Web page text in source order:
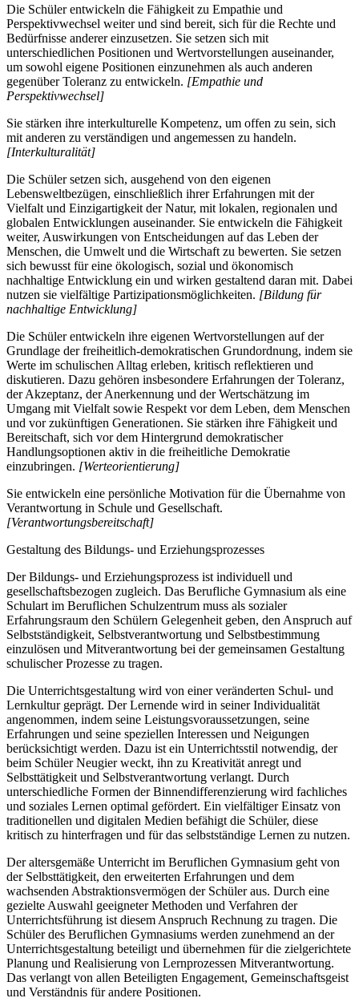
Die Schüler entwickeln die Fähigkeit zu Empathie und
Perspektivwechsel weiter und sind bereit, sich für die Rechte und
Bedürfnisse anderer einzusetzen. Sie setzen sich mit
unterschiedlichen Positionen und Wertvorstellungen auseinander,
um sowohl eigene Positionen einzunehmen als auch anderen
gegenüber Toleranz zu entwickeln. [Empathie und
Perspektivwechsel]
Sie stärken ihre interkulturelle Kompetenz, um offen zu sein, sich
mit anderen zu verständigen und angemessen zu handeln.
[Interkulturalität]
Die Schüler setzen sich, ausgehend von den eigenen
Lebensweltbezügen, einschließlich ihrer Erfahrungen mit der
Vielfalt und Einzigartigkeit der Natur, mit lokalen, regionalen und
globalen Entwicklungen auseinander. Sie entwickeln die Fähigkeit
weiter, Auswirkungen von Entscheidungen auf das Leben der
Menschen, die Umwelt und die Wirtschaft zu bewerten. Sie setzen
sich bewusst für eine ökologisch, sozial und ökonomisch
nachhaltige Entwicklung ein und wirken gestaltend daran mit. Dabei
nutzen sie vielfältige Partizipationsmöglichkeiten. [Bildung für
nachhaltige Entwicklung]
Die Schüler entwickeln ihre eigenen Wertvorstellungen auf der
Grundlage der freiheitlich-demokratischen Grundordnung, indem sie
Werte im schulischen Alltag erleben, kritisch reflektieren und
diskutieren. Dazu gehören insbesondere Erfahrungen der Toleranz,
der Akzeptanz, der Anerkennung und der Wertschätzung im
Umgang mit Vielfalt sowie Respekt vor dem Leben, dem Menschen
und vor zukünftigen Generationen. Sie stärken ihre Fähigkeit und
Bereitschaft, sich vor dem Hintergrund demokratischer
Handlungsoptionen aktiv in die freiheitliche Demokratie
einzubringen. [Werteorientierung]
Sie entwickeln eine persönliche Motivation für die Übernahme von
Verantwortung in Schule und Gesellschaft.
[Verantwortungsbereitschaft]
Gestaltung des Bildungs- und Erziehungsprozesses
Der Bildungs- und Erziehungsprozess ist individuell und
gesellschaftsbezogen zugleich. Das Berufliche Gymnasium als eine
Schulart im Beruflichen Schulzentrum muss als sozialer
Erfahrungsraum den Schülern Gelegenheit geben, den Anspruch auf
Selbstständigkeit, Selbstverantwortung und Selbstbestimmung
einzulösen und Mitverantwortung bei der gemeinsamen Gestaltung
schulischer Prozesse zu tragen.
Die Unterrichtsgestaltung wird von einer veränderten Schul- und
Lernkultur geprägt. Der Lernende wird in seiner Individualität
angenommen, indem seine Leistungsvoraussetzungen, seine
Erfahrungen und seine speziellen Interessen und Neigungen
berücksichtigt werden. Dazu ist ein Unterrichtsstil notwendig, der
beim Schüler Neugier weckt, ihn zu Kreativität anregt und
Selbsttätigkeit und Selbstverantwortung verlangt. Durch
unterschiedliche Formen der Binnendifferenzierung wird fachliches
und soziales Lernen optimal gefördert. Ein vielfältiger Einsatz von
traditionellen und digitalen Medien befähigt die Schüler, diese
kritisch zu hinterfragen und für das selbstständige Lernen zu nutzen.
Der altersgemäße Unterricht im Beruflichen Gymnasium geht von
der Selbsttätigkeit, den erweiterten Erfahrungen und dem
wachsenden Abstraktionsvermögen der Schüler aus. Durch eine
gezielte Auswahl geeigneter Methoden und Verfahren der
Unterrichtsführung ist diesem Anspruch Rechnung zu tragen. Die
Schüler des Beruflichen Gymnasiums werden zunehmend an der
Unterrichtsgestaltung beteiligt und übernehmen für die zielgerichtete
Planung und Realisierung von Lernprozessen Mitverantwortung.
Das verlangt von allen Beteiligten Engagement, Gemeinschaftsgeist
und Verständnis für andere Positionen.